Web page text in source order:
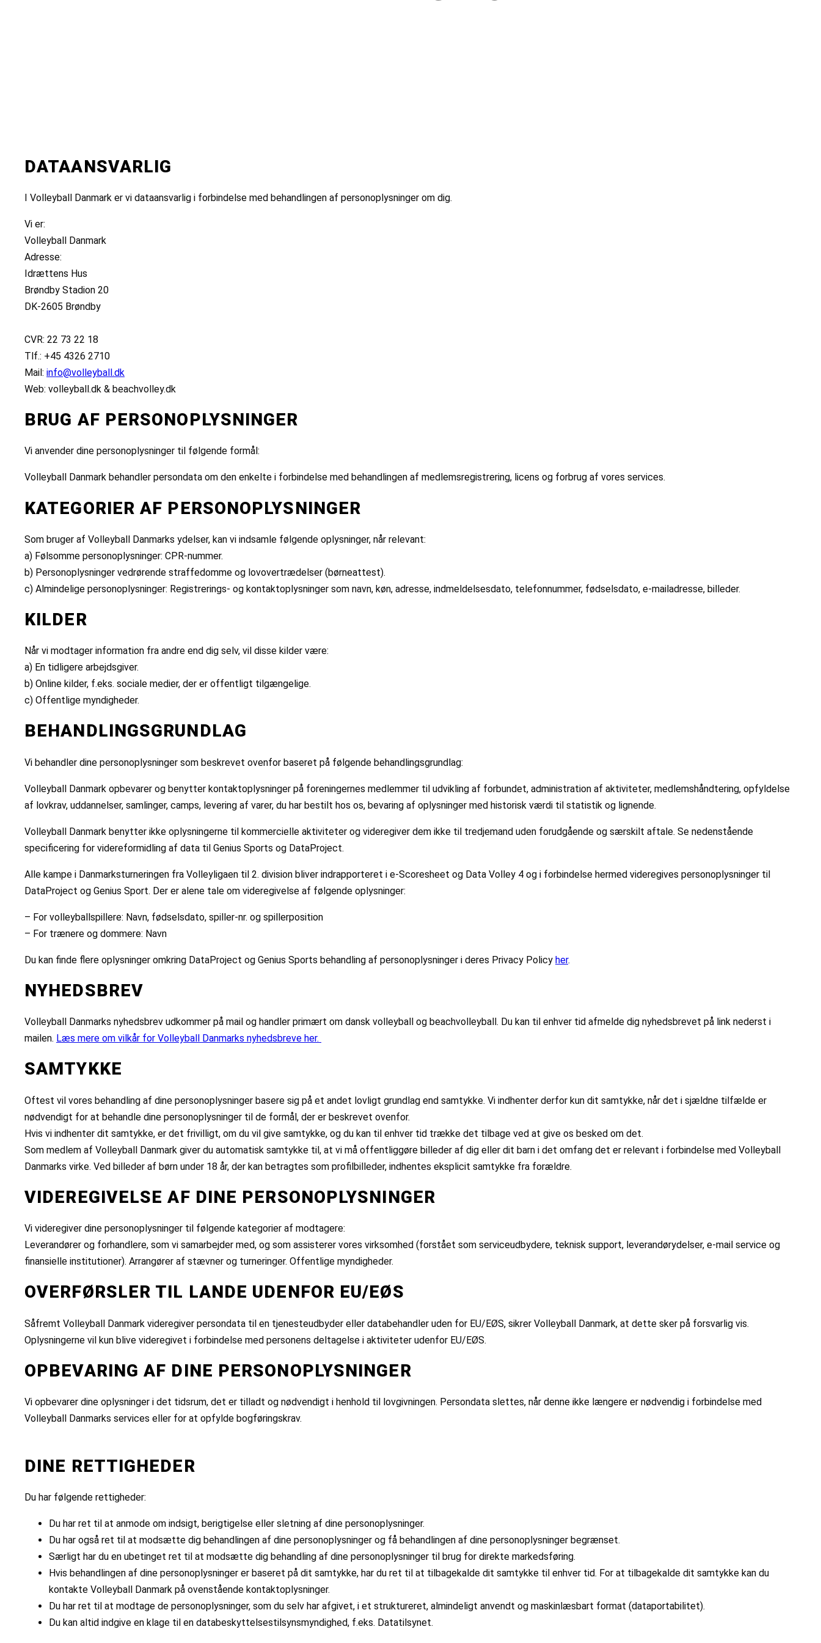
DATAANSVARLIG
I Volleyball Danmark er vi dataansvarlig i forbindelse med behandlingen af personoplysninger om dig.
Vi er:
Volleyball Danmark
Adresse:
Idrættens Hus
Brøndby Stadion 20
DK-2605 Brøndby
CVR: 22 73 22 18
Tlf.: +45 4326 2710
Mail: info@volleyball.dk
Web: volleyball.dk & beachvolley.dk
BRUG AF PERSONOPLYSNINGER
Vi anvender dine personoplysninger til følgende formål:
Volleyball Danmark behandler persondata om den enkelte i forbindelse med behandlingen af medlemsregistrering, licens og forbrug af vores services.
KATEGORIER AF PERSONOPLYSNINGER
Som bruger af Volleyball Danmarks ydelser, kan vi indsamle følgende oplysninger, når relevant:
a) Følsomme personoplysninger: CPR-nummer.
b) Personoplysninger vedrørende straffedomme og lovovertrædelser (børneattest).
c) Almindelige personoplysninger: Registrerings- og kontaktoplysninger som navn, køn, adresse, indmeldelsesdato, telefonnummer, fødselsdato, e-mailadresse, billeder.
KILDER
Når vi modtager information fra andre end dig selv, vil disse kilder være:
a) En tidligere arbejdsgiver.
b) Online kilder, f.eks. sociale medier, der er offentligt tilgængelige.
c) Offentlige myndigheder.
BEHANDLINGSGRUNDLAG
Vi behandler dine personoplysninger som beskrevet ovenfor baseret på følgende behandlingsgrundlag:
Volleyball Danmark opbevarer og benytter kontaktoplysninger på foreningernes medlemmer til udvikling af forbundet, administration af aktiviteter, medlemshåndtering, opfyldelse
af lovkrav, uddannelser, samlinger, camps, levering af varer, du har bestilt hos os, bevaring af oplysninger med historisk værdi til statistik og lignende.
Volleyball Danmark benytter ikke oplysningerne til kommercielle aktiviteter og videregiver dem ikke til tredjemand uden forudgående og særskilt aftale. Se nedenstående
specificering for videreformidling af data til Genius Sports og DataProject.
Alle kampe i Danmarksturneringen fra Volleyligaen til 2. division bliver indrapporteret i e-Scoresheet og Data Volley 4 og i forbindelse hermed videregives personoplysninger til
DataProject og Genius Sport. Der er alene tale om videregivelse af følgende oplysninger:
– For volleyballspillere: Navn, fødselsdato, spiller-nr. og spillerposition
– For trænere og dommere: Navn
Du kan finde flere oplysninger omkring DataProject og Genius Sports behandling af personoplysninger i deres Privacy Policy her.
NYHEDSBREV
Volleyball Danmarks nyhedsbrev udkommer på mail og handler primært om dansk volleyball og beachvolleyball. Du kan til enhver tid afmelde dig nyhedsbrevet på link nederst i
mailen. Læs mere om vilkår for Volleyball Danmarks nyhedsbreve her.
SAMTYKKE
Oftest vil vores behandling af dine personoplysninger basere sig på et andet lovligt grundlag end samtykke. Vi indhenter derfor kun dit samtykke, når det i sjældne tilfælde er
nødvendigt for at behandle dine personoplysninger til de formål, der er beskrevet ovenfor.
Hvis vi indhenter dit samtykke, er det frivilligt, om du vil give samtykke, og du kan til enhver tid trække det tilbage ved at give os besked om det.
Som medlem af Volleyball Danmark giver du automatisk samtykke til, at vi må offentliggøre billeder af dig eller dit barn i det omfang det er relevant i forbindelse med Volleyball
Danmarks virke. Ved billeder af børn under 18 år, der kan betragtes som profilbilleder, indhentes eksplicit samtykke fra forældre.
VIDEREGIVELSE AF DINE PERSONOPLYSNINGER
Vi videregiver dine personoplysninger til følgende kategorier af modtagere:
Leverandører og forhandlere, som vi samarbejder med, og som assisterer vores virksomhed (forstået som serviceudbydere, teknisk support, leverandørydelser, e-mail service og
finansielle institutioner). Arrangører af stævner og turneringer. Offentlige myndigheder.
OVERFØRSLER TIL LANDE UDENFOR EU/EØS
Såfremt Volleyball Danmark videregiver persondata til en tjenesteudbyder eller databehandler uden for EU/EØS, sikrer Volleyball Danmark, at dette sker på forsvarlig vis.
Oplysningerne vil kun blive videregivet i forbindelse med personens deltagelse i aktiviteter udenfor EU/EØS.
OPBEVARING AF DINE PERSONOPLYSNINGER
Vi opbevarer dine oplysninger i det tidsrum, det er tilladt og nødvendigt i henhold til lovgivningen. Persondata slettes, når denne ikke længere er nødvendig i forbindelse med
Volleyball Danmarks services eller for at opfylde bogføringskrav.
DINE RETTIGHEDER
Du har følgende rettigheder:
Du har ret til at anmode om indsigt, berigtigelse eller sletning af dine personoplysninger.
Du har også ret til at modsætte dig behandlingen af dine personoplysninger og få behandlingen af dine personoplysninger begrænset.
Særligt har du en ubetinget ret til at modsætte dig behandling af dine personoplysninger til brug for direkte markedsføring.
Hvis behandlingen af dine personoplysninger er baseret på dit samtykke, har du ret til at tilbagekalde dit samtykke til enhver tid. For at tilbagekalde dit samtykke kan du
kontakte Volleyball Danmark på ovenstående kontaktoplysninger.
Du har ret til at modtage de personoplysninger, som du selv har afgivet, i et struktureret, almindeligt anvendt og maskinlæsbart format (dataportabilitet).
Du kan altid indgive en klage til en databeskyttelsestilsynsmyndighed, f.eks. Datatilsynet.